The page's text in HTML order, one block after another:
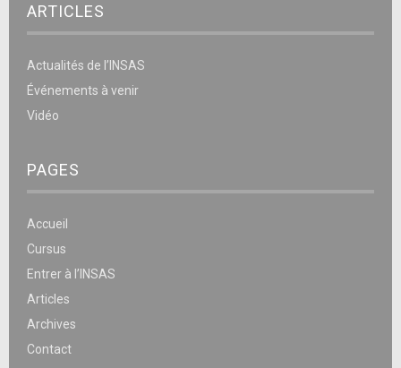
ARTICLES
Actualités de l’INSAS
Événements à venir
Vidéo
PAGES
Accueil
Cursus
Entrer à l’INSAS
Articles
Archives
Contact